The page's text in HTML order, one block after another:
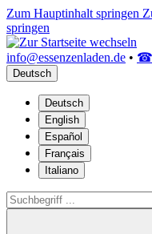
Zum Hauptinhalt springen
springen
info@essenzenladen.de • ☎
Deutsch
Deutsch
English
Español
Français
Italiano